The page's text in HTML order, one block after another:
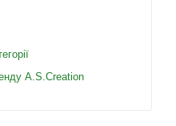
A.S.Creation